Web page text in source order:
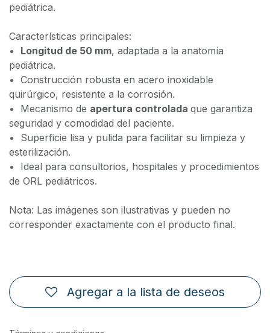
pediátrica.
Características principales:
•⁠ ⁠ Longitud de 50 mm, adaptada a la anatomía
pediátrica.
•⁠ ⁠Construcción robusta en acero inoxidable
quirúrgico, resistente a la corrosión.
•⁠ ⁠Mecanismo de apertura controlada que garantiza
seguridad y comodidad del paciente.
•⁠ ⁠Superficie lisa y pulida para facilitar su limpieza y
esterilización.
•⁠ ⁠Ideal para consultorios, hospitales y procedimientos
de ORL pediátricos.
Nota: Las imágenes son ilustrativas y pueden no
corresponder exactamente con el producto final.
Agregar a la lista de deseos